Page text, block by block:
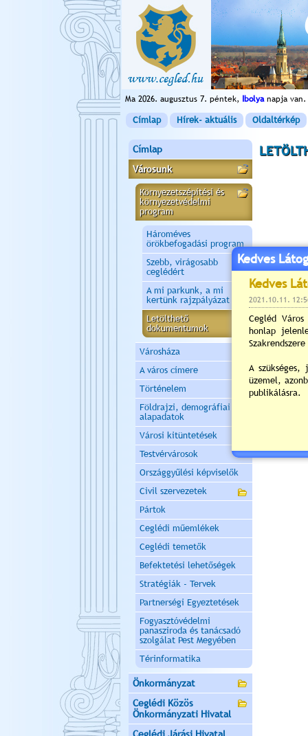
Ma 2026. augusztus 7. péntek, Ibolyanapja van.
Címlap Hírek- aktuális Oldaltérkép
Címlap
Városunk
Környezetszépítési és
környezetvédelmi
program
Hároméves
örökbefogadási program
Szebb, virágosabb
ceglédért
A mi parkunk, a mi
kertünk rajzpályázat
Letölthető
dokumentumok
Városháza
A város címere
Történelem
Földrajzi, demográfiai
alapadatok
Városi kitüntetések
Testvérvárosok
Országgyűlési képviselők
Civil szervezetek
Pártok
Ceglédi műemlékek
Ceglédi temetők
Befektetési lehetőségek
Stratégiák - Tervek
Partnerségi Egyeztetések
Fogyasztóvédelmi
panasziroda és tanácsadó
szolgálat Pest Megyében
Térinformatika
Önkormányzat
Ceglédi Közös
Önkormányzati Hivatal
Kedves